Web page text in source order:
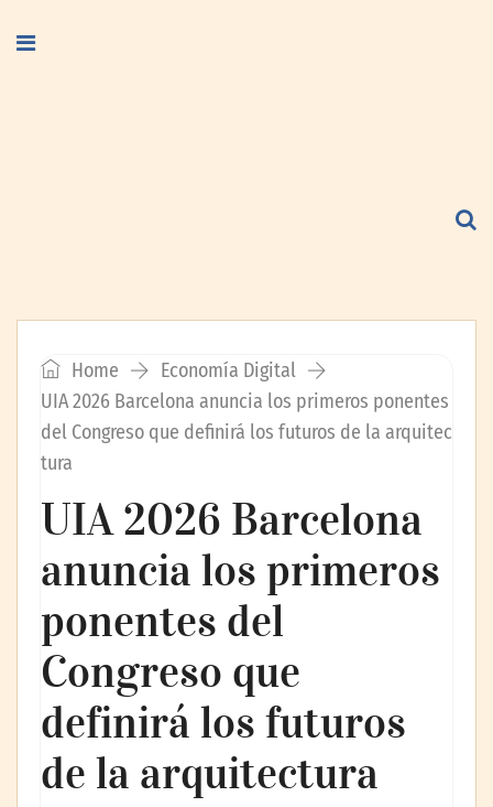
Home
Economía Digital
UIA 2026 Barcelona anuncia los primeros ponentes
del Congreso que definirá los futuros de la arquitec
tura
UIA 2026 Barcelona
anuncia los primeros
ponentes del
Congreso que
definirá los futuros
de la arquitectura